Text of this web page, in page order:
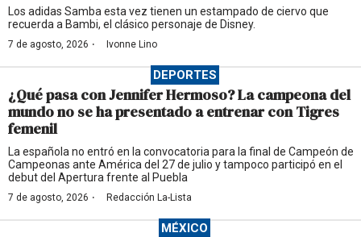
Los adidas Samba esta vez tienen un estampado de ciervo que
recuerda a Bambi, el clásico personaje de Disney.
7 de agosto, 2026 · Ivonne Lino
DEPORTES
¿Qué pasa con Jennifer Hermoso? La campeona del
mundo no se ha presentado a entrenar con Tigres
femenil
La española no entró en la convocatoria para la final de Campeón de
Campeonas ante América del 27 de julio y tampoco participó en el
debut del Apertura frente al Puebla
7 de agosto, 2026 · Redacción La-Lista
MÉXICO